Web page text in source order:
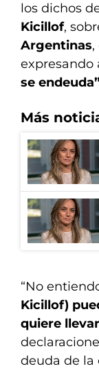
los dichos
Kicillof,
Argentinas,
expresando
se
Más
“No
Kicillof)
quiere
deuda de la